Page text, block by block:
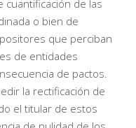
cuantificación de las
o bien de
que perciban
de entidades
de pactos.
la rectificación de
el titular de estos